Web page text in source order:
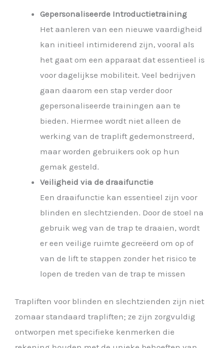
Gepersonaliseerde Introductietraining
Het aanleren van een nieuwe vaardigheid
kan initieel intimiderend zijn, vooral als
het gaat om een apparaat dat essentieel is
voor dagelijkse mobiliteit. Veel bedrijven
gaan daarom een stap verder door
gepersonaliseerde trainingen aan te
bieden. Hiermee wordt niet alleen de
werking van de traplift gedemonstreerd,
maar worden gebruikers ook op hun
gemak gesteld.
Veiligheid via de draaifunctie
Een draaifunctie kan essentieel zijn voor
blinden en slechtzienden. Door de stoel na
gebruik weg van de trap te draaien, wordt
er een veilige ruimte gecreëerd om op of
van de lift te stappen zonder het risico te
lopen de treden van de trap te missen
Trapliften voor blinden en slechtzienden zijn niet
zomaar standaard trapliften; ze zijn zorgvuldig
ontworpen met specifieke kenmerken die